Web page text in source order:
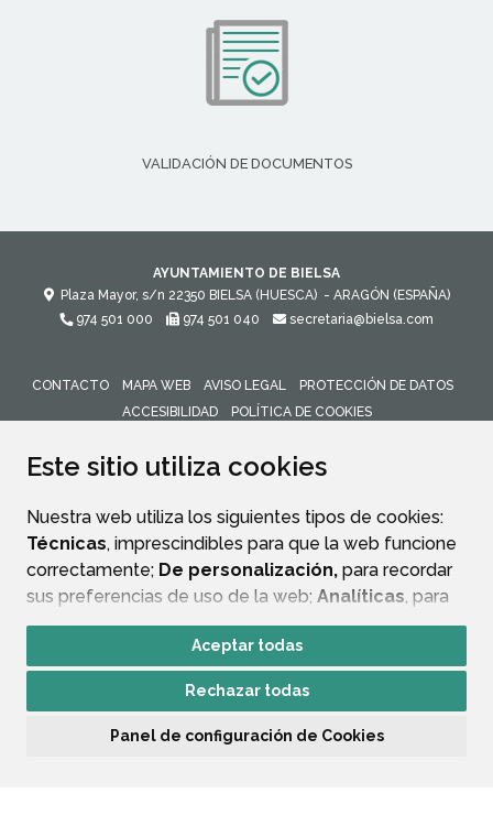
Este sitio utiliza cookies
Nuestra web utiliza los siguientes tipos de cookies:
Técnicas, imprescindibles para que la web funcione
correctamente; De personalización, para recordar
sus preferencias de uso de la web; Analíticas, para
mejorar el funcionamiento de la web y sus servicios.
Si acepta pulsando el botón“Aceptar todas”
consideramos que acepta su uso. Si pulsa el botón
ninguna acción, se guardarán las cookies técnicas
Aceptar todas
Rechazar todas
Panel de configuración de Cookies
VALIDACIÓN DE DOCUMENTOS
AYUNTAMIENTO DE BIELSA
Plaza Mayor, s/n 22350 BIELSA (HUESCA) - ARAGÓN (ESPAÑA)
974 501 000
974 501 040 secretaria@bielsa.com
CONTACTO MAPA WEB AVISO LEGAL
PROTECCIÓN DE DATOS
ACCESIBILIDAD
POLÍTICA DE COOKIES